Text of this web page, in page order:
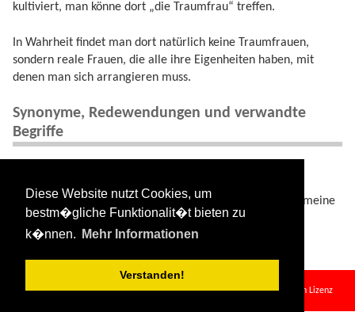
Diese Website nutzt Cookies, um
bestm�gliche Funktionalit�t bieten zu
k�nnen.
Mehr Informationen
Verstanden!
kultiviert, man könne dort „die Traumfrau“ treffen.
In Wahrheit findet man dort natürlich keine Traumfrauen,
sondern reale Frauen, die alle ihre Eigenheiten haben, mit
denen man sich arrangieren muss.
Synonyme, Redewendungen und verwandte
Begriffe
Sinnentleerte Begriffe: „Die Traumfrau finden“, „meine
Traumfrau finden“.
· Zuletzt geändert:2024/08/11 09:34
Falls nicht anders bezeichnet, ist der Inhalt dieses Wikis unter der folgenden Lizenz